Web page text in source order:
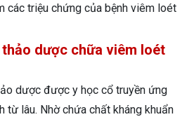
các triệu chứng của bệnh viêm loét
dược chữa viêm loét
dược được y học cổ truyền ứng
từ lâu. Nhờ chứa chất kháng khuẩn